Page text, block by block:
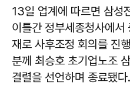
13일 업계에 따르면 삼성
이틀간 정부세종청사에
재로 사후조정 회의를 진
분께 최승호 초기업노조
결렬을 선언하며 종료됐